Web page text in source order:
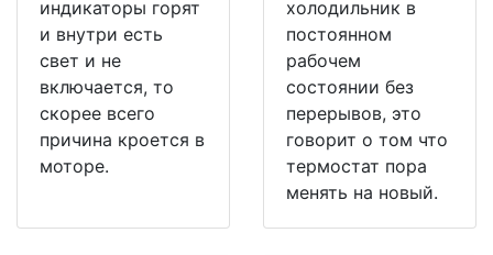
индикаторы горят
и внутри есть
свет и не
включается, то
скорее всего
причина кроется в
моторе.
холодильник в
постоянном
рабочем
состоянии без
перерывов, это
говорит о том что
термостат пора
менять на новый.